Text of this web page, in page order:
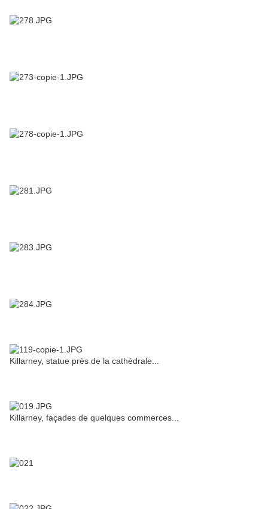
Killarney, statue près de la cathédrale...
Killarney, façades de quelques commerces...